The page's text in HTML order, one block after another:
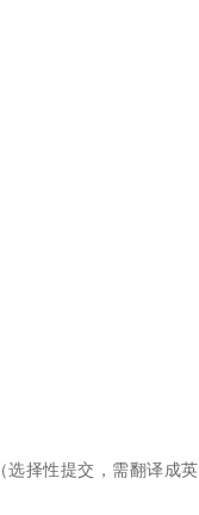
选择性提交，需翻译成英